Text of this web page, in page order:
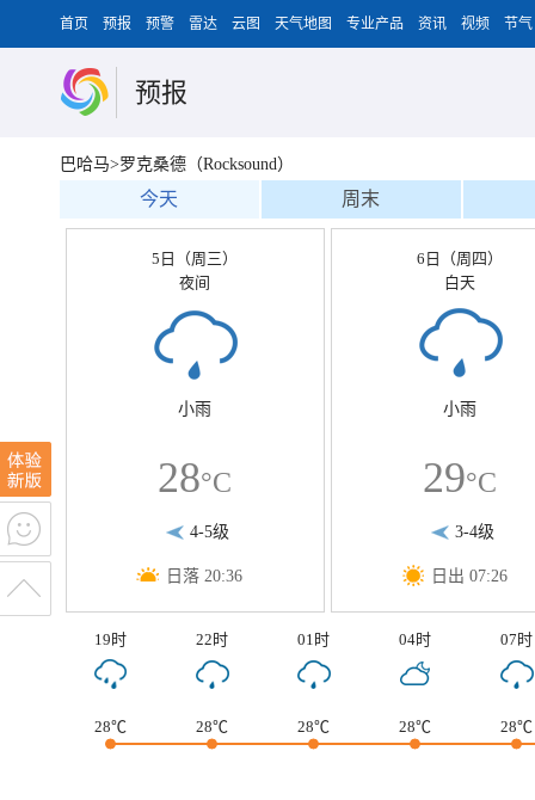
首页 预报 预警 雷达 云图 天气地图 专业产品 资讯 视频 节气
预报
巴哈马>罗克桑德（Rocksound）
今天 周末
5日（周三）
夜间
小雨
28°C
4-5级
日落 20:36
6日（周四）
白天
小雨
29°C
3-4级
日出 07:26
19时 22时 01时 04时 07时
28℃ 28℃ 28℃ 28℃ 28℃